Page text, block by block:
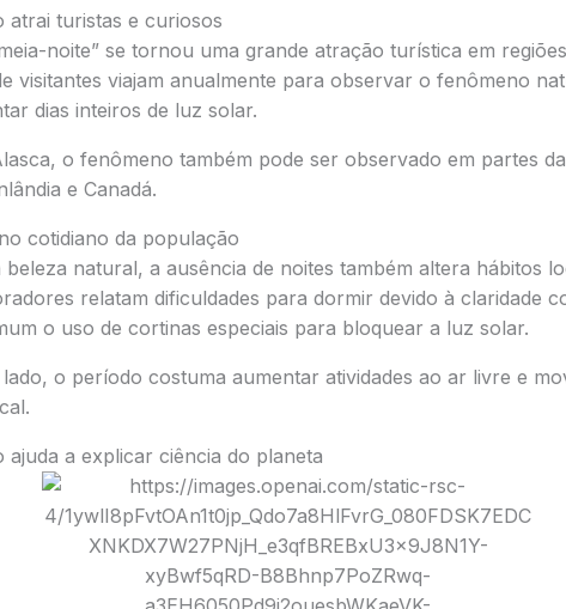
atrai turistas e curiosos
noite” se tornou uma grande atração turística em
visitantes viajam anualmente para observar o fenômeno
dias inteiros de luz solar.
o fenômeno também pode ser observado em partes da
e Canadá.
cotidiano da população
beleza natural, a ausência de noites também altera hábitos
relatam dificuldades para dormir devido à claridade
o uso de cortinas especiais para bloquear a luz solar.
o período costuma aumentar atividades ao ar livre e
ajuda a explicar ciência do planeta